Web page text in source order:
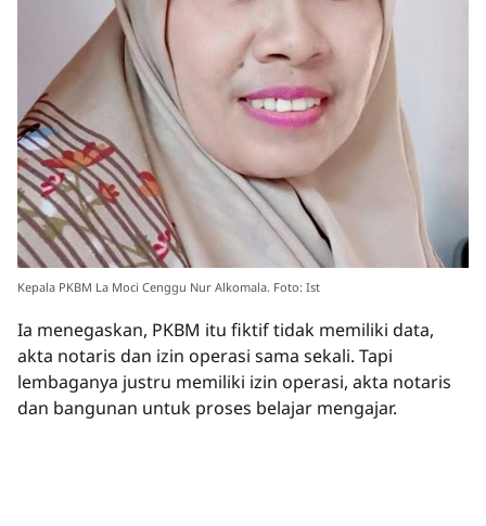
Kepala PKBM La Moci Cenggu Nur Alkomala. Foto: Ist
Ia menegaskan, PKBM itu fiktif tidak memiliki data,
akta notaris dan izin operasi sama sekali. Tapi
lembaganya justru memiliki izin operasi, akta notaris
dan bangunan untuk proses belajar mengajar.